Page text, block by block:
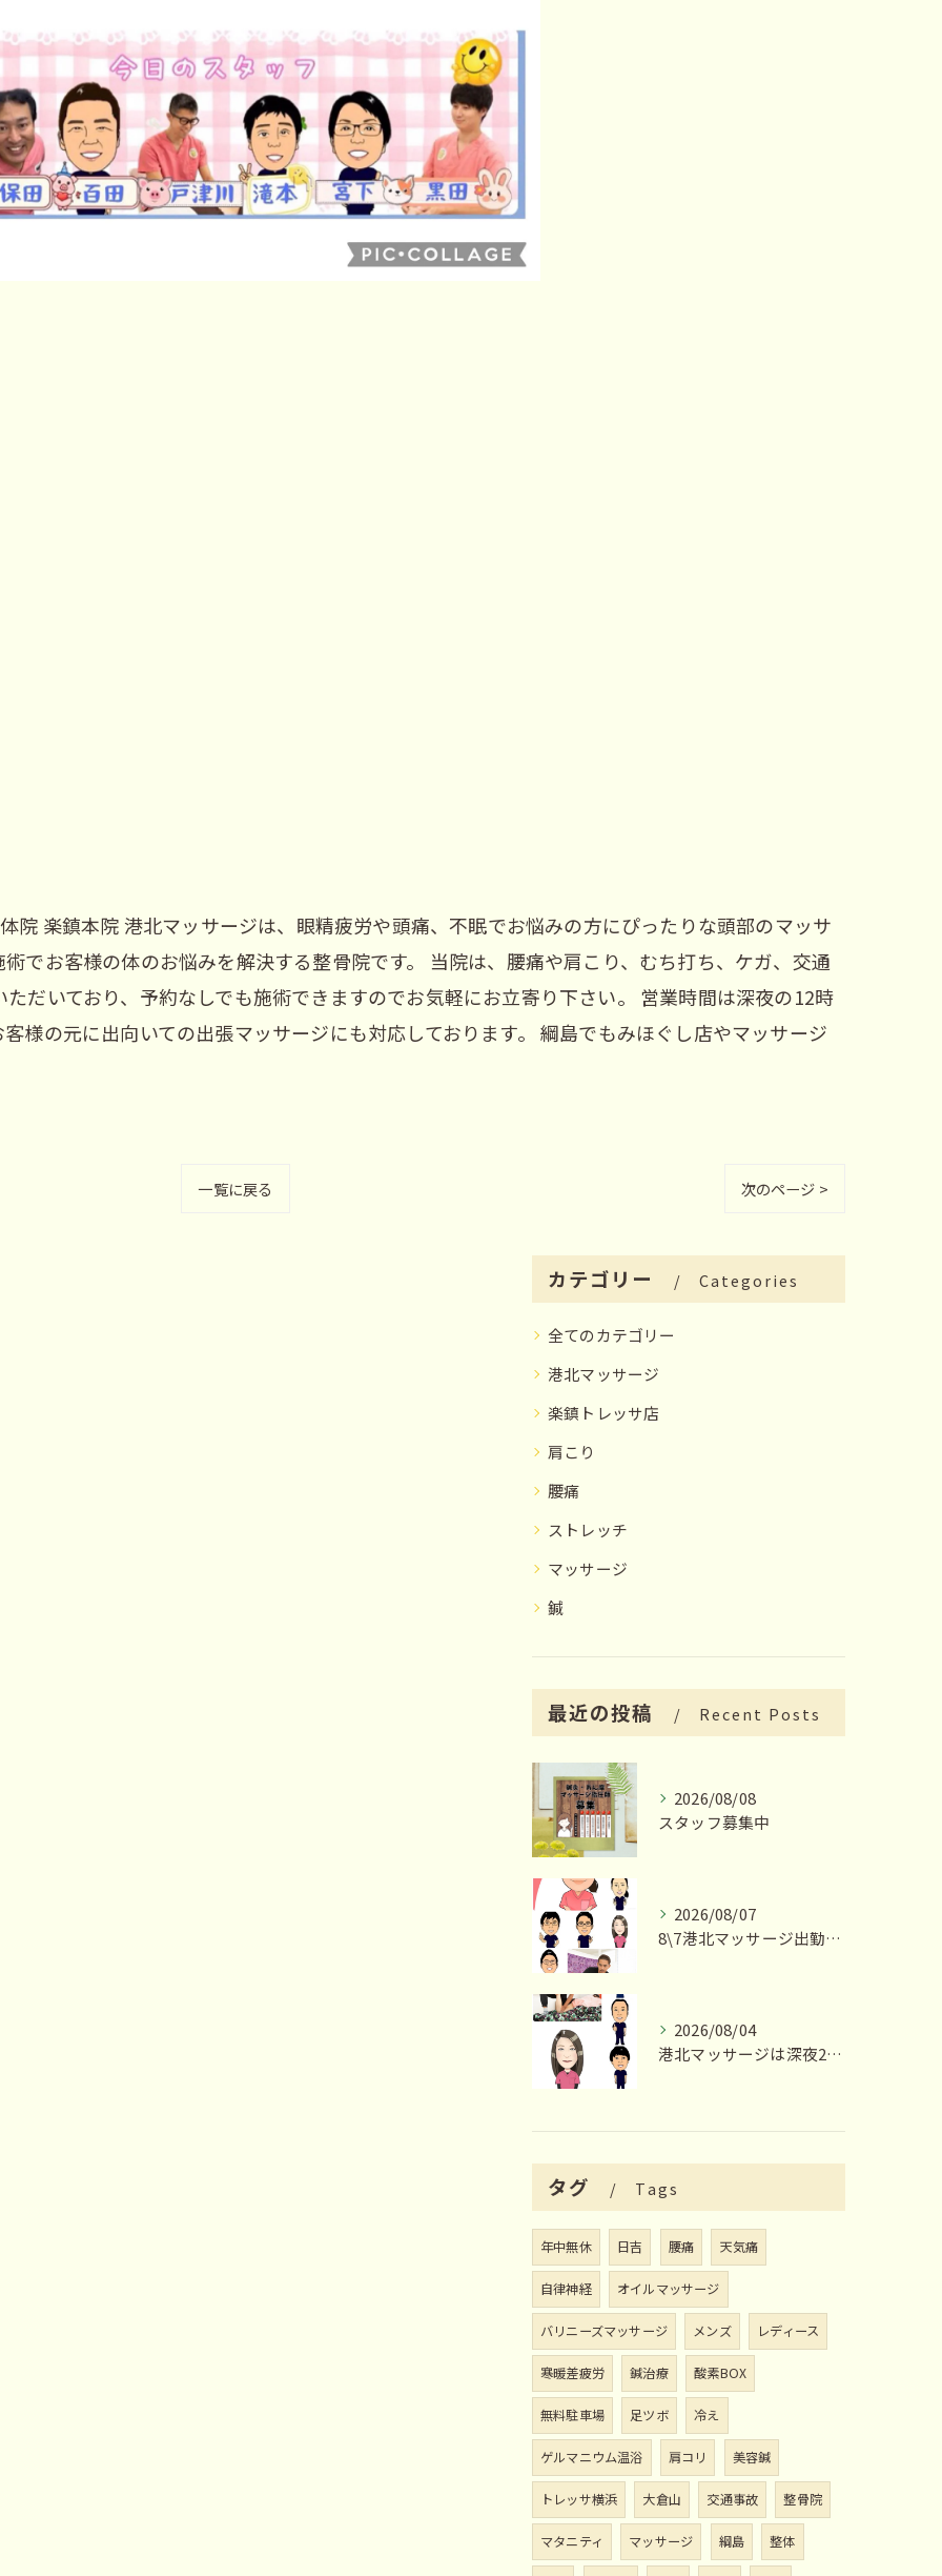
院 楽鎮本院 港北マッサージは、眼精疲労や頭痛、不眠でお悩みの方にぴったりな頭部のマッサ
でお客様の体のお悩みを解決する整骨院です。 当院は、腰痛や肩こり、むち打ち、ケガ、交通
だいており、予約なしでも施術できますのでお気軽にお立寄り下さい。 営業時間は深夜の12時
様の元に出向いての出張マッサージにも対応しております。 綱島でもみほぐし店やマッサージ
一覧に戻る 次のページ >
カテゴリー Categories
全てのカテゴリー
港北マッサージ
楽鎮トレッサ店
肩こり
腰痛
ストレッチ
マッサージ
鍼
最近の投稿 Recent Posts
2026/08/08
スタッフ募集中
2026/08/07
8\7港北マッサージ出勤スタッフ情報
2026/08/04
港北マッサージは深夜23時まで営業いたします
タグ Tags
年中無休 日吉 腰痛 天気痛
自律神経 オイルマッサージ
バリニーズマッサージ メンズ レディース
寒暖差疲労 鍼治療 酸素BOX
無料駐車場 足ツボ 冷え
ゲルマニウム温浴 肩コリ 美容鍼
トレッサ横浜 大倉山 交通事故 整骨院
マタニティ マッサージ 綱島 整体